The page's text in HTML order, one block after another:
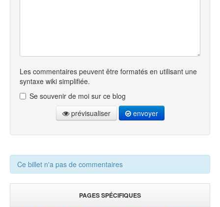
Les commentaires peuvent être formatés en utilisant une
syntaxe wiki simplifiée.
Se souvenir de moi sur ce blog
prévisualiser
envoyer
Ce billet n'a pas de commentaires
PAGES SPÉCIFIQUES